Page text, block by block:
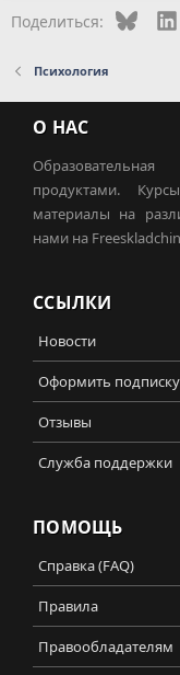
Поделиться: Bluesky
Психология
О НАС
продуктами.
материалы на
нами на
ССЫЛКИ
Новости
Оформить подписку
Отзывы
Служба поддержки
ПОМОЩЬ
Справка (FAQ)
Правила
Правообладателям